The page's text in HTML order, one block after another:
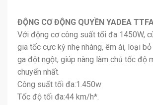
ĐỘNG CƠ ĐỘNG QUYỀN YADEA
Với động cơ công suất tối đa 1450W,
gia tốc cực kỳ nhẹ nhàng, êm ái, loại
ga đột ngột, giúp nàng làm chủ tốc độ
chuyển nhất.
Công suất tối đa:1.450w
Tốc độ tối đa:44 km/h*.